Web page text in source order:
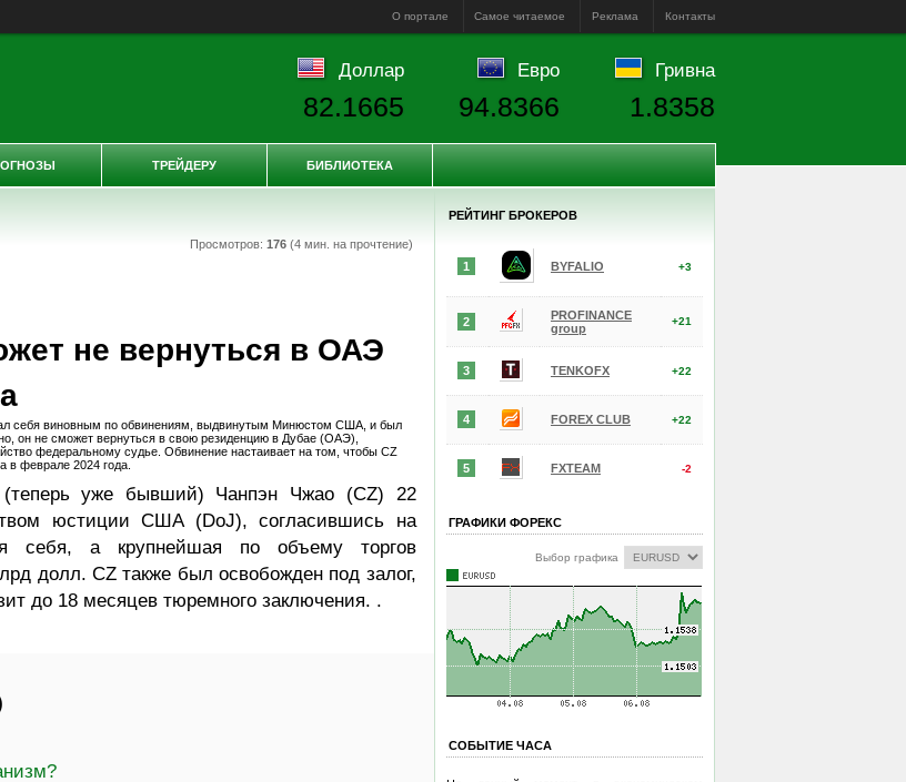
О портале Самое читаемое Реклама Контакты
Просмотров: 176(4 мин. на прочтение)
не вернуться в ОАЭ
себя виновным по обвинениям, выдвинутым Минюстом США, и был
он не сможет вернуться в свою резиденцию в Дубае (ОАЭ),
федеральному судье. Обвинение настаивает на том, чтобы CZ
в феврале 2024 года.
(теперь уже бывший) Чанпэн Чжао (CZ) 22
юстиции США (DoJ), согласившись на
а крупнейшая по объему торгов
долл. CZ также был освобожден под залог,
до 18 месяцев тюремного заключения. .
РЕЙТИНГ БРОКЕРОВ
1 BYFALIO +3
2
PROFINANCE
group
+21
3 TENKOFX +22
4 FOREX CLUB +22
5 FXTEAM -2
ГРАФИКИ ФОРЕКС
Выбор графика
СОБЫТИЕ ЧАСА
Доллар
82.1665
Евро
94.8366
Гривна
1.8358
ТРЕЙДЕРУ БИБЛИОТЕКА